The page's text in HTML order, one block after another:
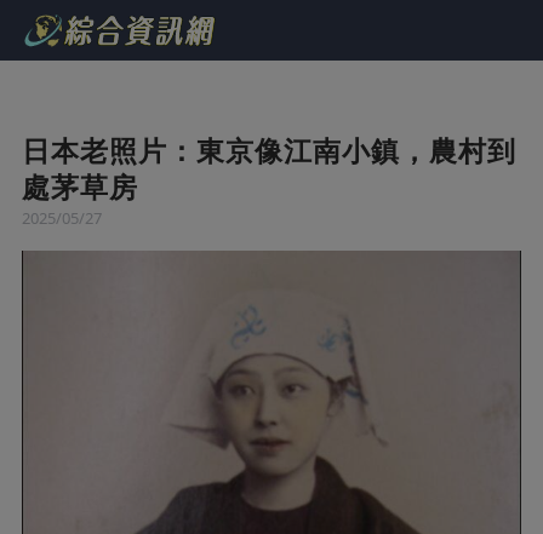
日本老照片：東京像江南小鎮，農村到
處茅草房
2025/05/27